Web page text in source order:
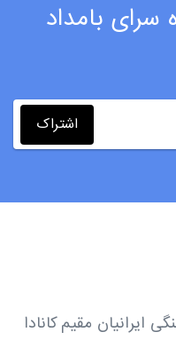
سرای بامداد
اشتراک
ایرانیان مقیم کانادا